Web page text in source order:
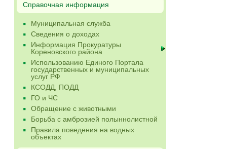
Справочная информация
Муниципальная служба
Сведения о доходах
Информация Прокуратуры
Кореновского района
Использованию Единого Портала
государственных и муниципальных
услуг РФ
КСОДД, ПОДД
ГО и ЧС
Обращение с животными
Борьба с амброзией полыннолистной
Правила поведения на водных
объектах